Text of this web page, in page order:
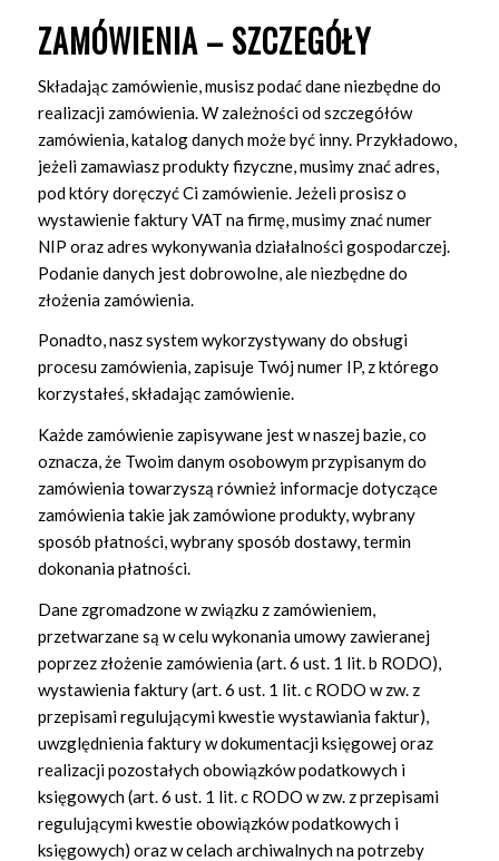
ZAMÓWIENIA – SZCZEGÓŁY
Składając zamówienie, musisz podać dane niezbędne do
realizacji zamówienia. W zależności od szczegółów
zamówienia, katalog danych może być inny. Przykładowo,
jeżeli zamawiasz produkty fizyczne, musimy znać adres,
pod który doręczyć Ci zamówienie. Jeżeli prosisz o
wystawienie faktury VAT na firmę, musimy znać numer
NIP oraz adres wykonywania działalności gospodarczej.
Podanie danych jest dobrowolne, ale niezbędne do
złożenia zamówienia.
Ponadto, nasz system wykorzystywany do obsługi
procesu zamówienia, zapisuje Twój numer IP, z którego
korzystałeś, składając zamówienie.
Każde zamówienie zapisywane jest w naszej bazie, co
oznacza, że Twoim danym osobowym przypisanym do
zamówienia towarzyszą również informacje dotyczące
zamówienia takie jak zamówione produkty, wybrany
sposób płatności, wybrany sposób dostawy, termin
dokonania płatności.
Dane zgromadzone w związku z zamówieniem,
przetwarzane są w celu wykonania umowy zawieranej
poprzez złożenie zamówienia (art. 6 ust. 1 lit. b RODO),
wystawienia faktury (art. 6 ust. 1 lit. c RODO w zw. z
przepisami regulującymi kwestie wystawiania faktur),
uwzględnienia faktury w dokumentacji księgowej oraz
realizacji pozostałych obowiązków podatkowych i
księgowych (art. 6 ust. 1 lit. c RODO w zw. z przepisami
regulującymi kwestie obowiązków podatkowych i
księgowych) oraz w celach archiwalnych na potrzeby